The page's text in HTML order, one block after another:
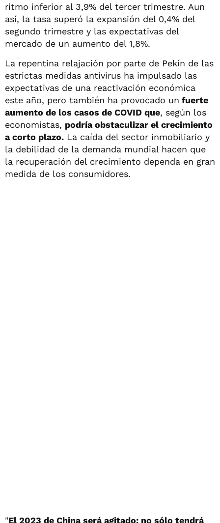
ritmo inferior al 3,9% del tercer trimestre. Aun
así, la tasa superó la expansión del 0,4% del
segundo trimestre y las expectativas del
mercado de un aumento del 1,8%.
La repentina relajación por parte de Pekín de las
estrictas medidas antivirus ha impulsado las
expectativas de una reactivación económica
este año, pero también ha provocado un fuerte
aumento de los casos de COVID que, según los
economistas, podría obstaculizar el crecimiento
a corto plazo. La caída del sector inmobiliario y
la debilidad de la demanda mundial hacen que
la recuperación del crecimiento dependa en gran
medida de los consumidores.
"El 2023 de China será agitado; no sólo tendrá